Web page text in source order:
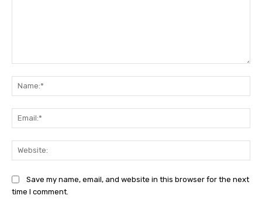
Save my name, email, and website in this browser for the next
time I comment.